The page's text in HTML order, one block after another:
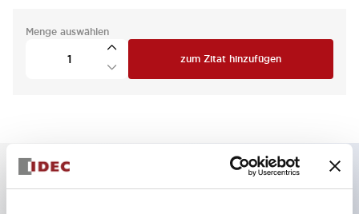
Menge auswählen
zum Zitat hinzufügen